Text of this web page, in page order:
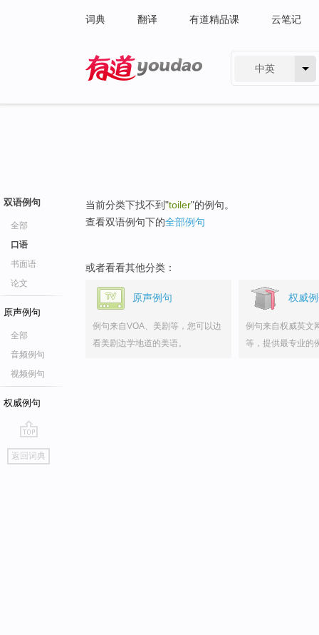
词典 翻译 有道精品课 云笔记
中英
双语例句
全部
口语
书面语
论文
原声例句
全部
音频例句
视频例句
权威例句
go
top
返回词典
当前分类下找不到"toiler"的例句。
查看双语例句下的全部例句
或者看看其他分类：
原声例句
例句来自VOA、美剧等，您可以边
看美剧边学地道的美语。
权威
例句来自权威英文
等，提供最专业的